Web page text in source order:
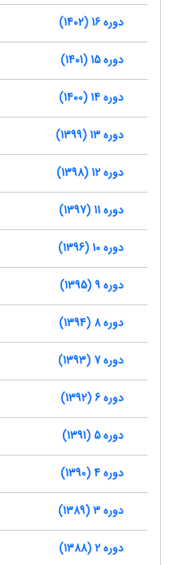
دوره 16 (1402)
دوره 15 (1401)
دوره 14 (1400)
دوره 13 (1399)
دوره 12 (1398)
دوره 11 (1397)
دوره 10 (1396)
دوره 9 (1395)
دوره 8 (1394)
دوره 7 (1393)
دوره 6 (1392)
دوره 5 (1391)
دوره 4 (1390)
دوره 3 (1389)
دوره 2 (1388)